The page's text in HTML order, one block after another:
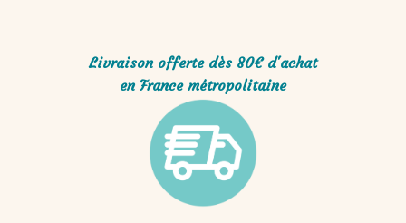
Livraison offerte dès 80€ d'achat
en France métropolitaine